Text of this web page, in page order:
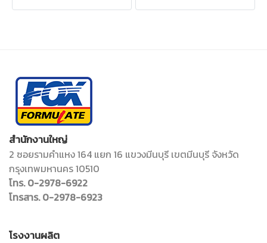
สำนักงานใหญ่
2 ซอยรามคำแหง 164 แยก 16 แขวงมีนบุรี เขตมีนบุรี จังหวัด
กรุงเทพมหานคร 10510
โทร. 0-2978-6922
โทรสาร. 0-2978-6923
โรงงานผลิต